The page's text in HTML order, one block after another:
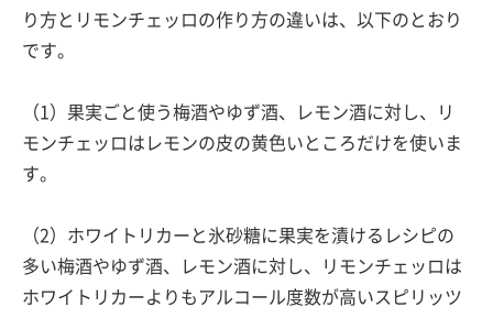
り方とリモンチェッロの作り方の違いは、以下のとおり
です。
（1）果実ごと使う梅酒やゆず酒、レモン酒に対し、リ
モンチェッロはレモンの皮の黄色いところだけを使いま
す。
（2）ホワイトリカーと氷砂糖に果実を漬けるレシピの
多い梅酒やゆず酒、レモン酒に対し、リモンチェッロは
ホワイトリカーよりもアルコール度数が高いスピリッツ